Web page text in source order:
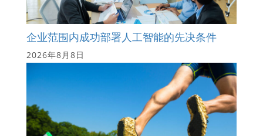
企业范围内成功部署人工智能的先决条件
2026年8月8日